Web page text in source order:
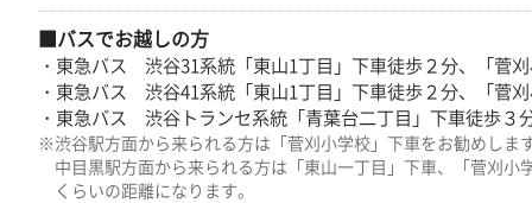
■バスでお越しの方
・東急バス 渋谷31系統「東山1丁目」下車徒歩２分、「菅
・東急バス 渋谷41系統「東山1丁目」下車徒歩２分、「菅
・東急バス 渋谷トランセ系統「青葉台二丁目」下車徒歩３
※渋谷駅方面から来られる方は「菅刈小学校」下車をお勧めしま
中目黒駅方面から来られる方は「東山一丁目」下車、「菅刈小
くらいの距離になります。